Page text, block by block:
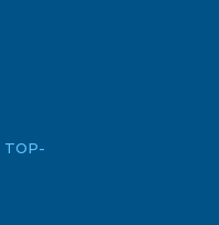
TOP-